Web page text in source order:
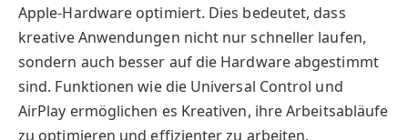
Apple-Hardware optimiert. Dies bedeutet, dass
kreative Anwendungen nicht nur schneller laufen,
sondern auch besser auf die Hardware abgestimmt
sind. Funktionen wie die Universal Control und
AirPlay ermöglichen es Kreativen, ihre Arbeitsabläufe
zu optimieren und effizienter zu arbeiten.